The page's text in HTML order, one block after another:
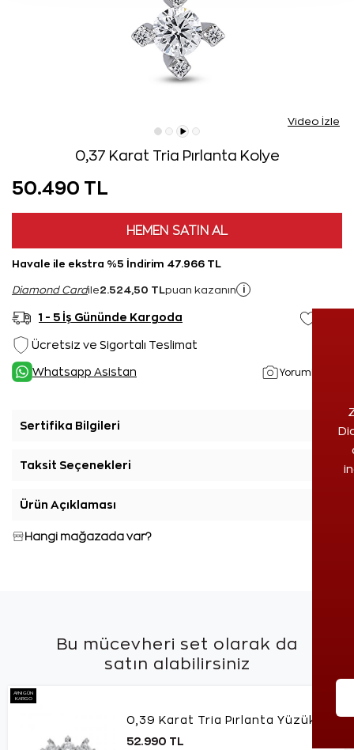
Video İzle
0,37 Karat Tria Pırlanta Kolye
50.490 TL
HEMEN SATIN AL
Havale ile ekstra %5 İndirim 47.966 TL
Diamond Cardile2.524,50 TL puan kazanın i
1 - 5 İş Gününde Kargoda
Ücretsiz ve Sigortalı Teslimat
Whatsapp Asistan Yorumlar(1)
Sertifika Bilgileri
Taksit Seçenekleri
Ürün Açıklaması
Hangi mağazada var?
Bu mücevheri set olarak da
satın alabilirsiniz
AYNI GÜN
KARGO
0,39 Karat Tria Pırlanta Yüzük
52.990 TL